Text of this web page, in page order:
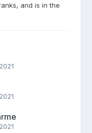
and is in the